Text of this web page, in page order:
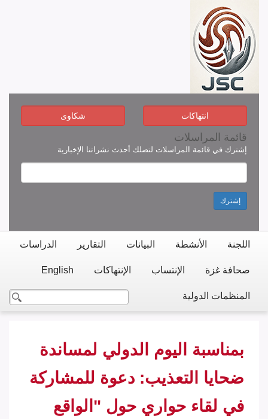
انتهاكات شكاوى
قائمة المراسلات
إشترك في قائمة المراسلات لتصلك أحدث نشراتنا الإخبارية
إشترك
اللجنة الأنشطة البيانات التقارير الدراسات
صحافة غزة الإنتساب الإنتهاكات English
المنظمات الدولية
بمناسبة اليوم الدولي لمساندة
ضحايا التعذيب: دعوة للمشاركة
في لقاء حواري حول "الواقع